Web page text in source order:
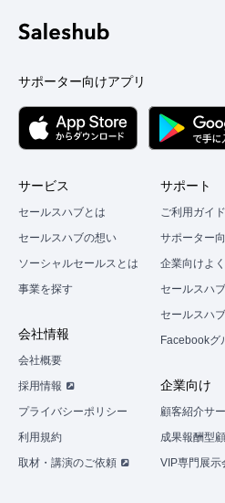
サポーター向けアプリ
サービス
セールスハブとは
セールスハブの想い
ソーシャルセールスとは
事業を探す
会社情報
会社概要
採用情報
プライバシーポリシー
利用規約
取材・講演のご依頼
サポート
ご利用ガイド
サポーター
企業向けよ
セールスハ
セールスハ
Facebookグ
企業向け
顧客紹介サ
成果報酬型
VIP専門展示